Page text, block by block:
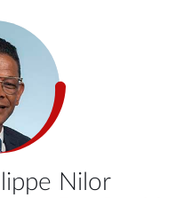
Nilor